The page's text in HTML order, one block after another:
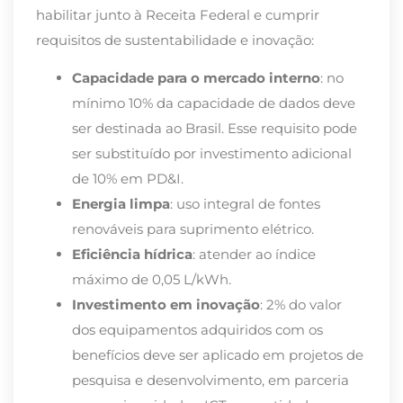
habilitar junto à Receita Federal e cumprir
requisitos de sustentabilidade e inovação:
Capacidade para o mercado interno: no
mínimo 10% da capacidade de dados deve
ser destinada ao Brasil. Esse requisito pode
ser substituído por investimento adicional
de 10% em PD&I.
Energia limpa: uso integral de fontes
renováveis para suprimento elétrico.
Eficiência hídrica: atender ao índice
máximo de 0,05 L/kWh.
Investimento em inovação: 2% do valor
dos equipamentos adquiridos com os
benefícios deve ser aplicado em projetos de
pesquisa e desenvolvimento, em parceria